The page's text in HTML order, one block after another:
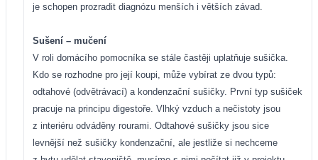
je schopen prozradit diagnózu menších i větších závad.
Sušení – mučení
V roli domácího pomocníka se stále častěji uplatňuje sušička.
Kdo se rozhodne pro její koupi, může vybírat ze dvou typů:
odtahové (odvětrávací) a kondenzační sušičky. První typ sušiček
pracuje na principu digestoře. Vlhký vzduch a nečistoty jsou
z interiéru odváděny rourami. Odtahové sušičky jsou sice
levnější než sušičky kondenzační, ale jestliže si nechceme